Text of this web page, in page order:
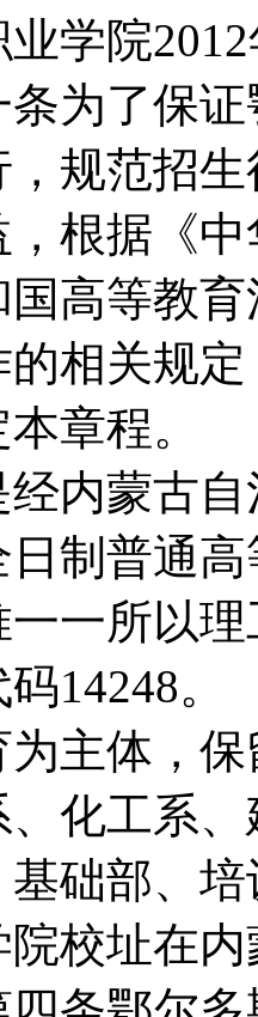
业学院
了保证
规范招
根据《
高等教
相关规
本章程。
内蒙古
制普通
一一所以
码14248
主体，
、化工系
基础部、
院校址在